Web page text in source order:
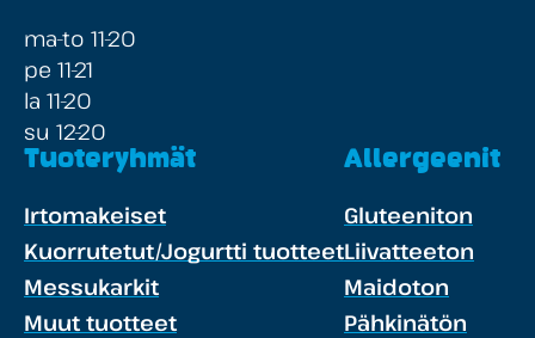
ma-to 11-20
pe 11-21
la 11-20
su 12-20
Tuoteryhmät
Irtomakeiset
Kuorrutetut/Jogurtti tuotteet
Messukarkit
Muut tuotteet
Allergeenit
Gluteeniton
Liivatteeton
Maidoton
Pähkinätön